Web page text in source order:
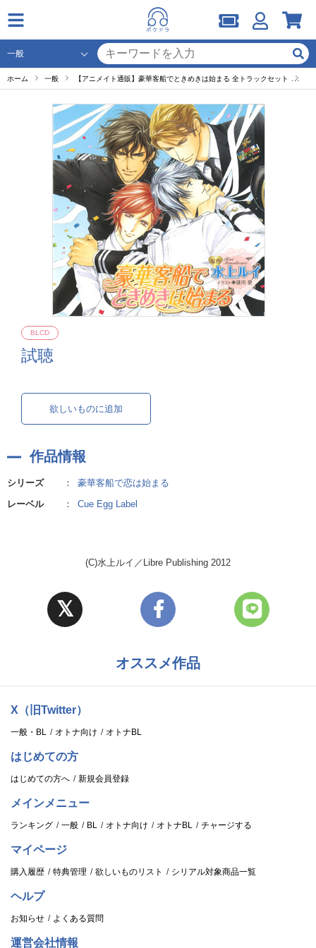
ホーム 一般 【アニメイト通販】豪華客船でときめきは始まる 全トラックセット
試聴
BLCD
欲しいものに追加
作品情報
シリーズ ：
豪華客船で恋は始まる
レーベル
： Cue Egg Label
(C)水上ルイ／Libre Publishing 2012
オススメ作品
X（旧Twitter）
一般・BL オトナ向け オトナBL
はじめての方
はじめての方へ 新規会員登録
メインメニュー
ランキング 一般 BL オトナ向け オトナBL チャージする
マイページ
購入履歴 特典管理 欲しいものリスト シリアル対象商品一覧
ヘルプ
お知らせ よくある質問
運営会社情報